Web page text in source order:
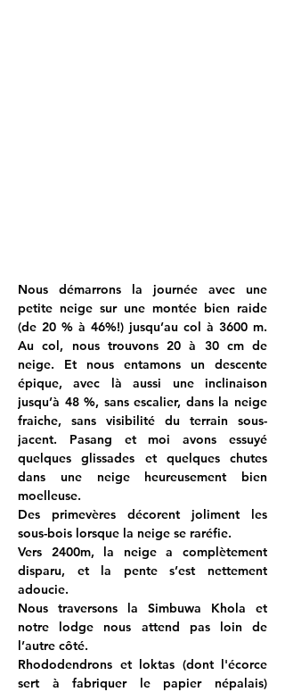
Nous démarrons la journée avec une
petite neige sur une montée bien raide
(de 20 % à 46%!) jusqu’au col à 3600 m.
Au col, nous trouvons 20 à 30 cm de
neige. Et nous entamons un descente
épique, avec là aussi une inclinaison
jusqu’à 48 %, sans escalier, dans la neige
fraiche, sans visibilité du terrain sous-
jacent. Pasang et moi avons essuyé
quelques glissades et quelques chutes
dans une neige heureusement bien
moelleuse.
Des primevères décorent joliment les
sous-bois lorsque la neige se raréfie.
Vers 2400m, la neige a complètement
disparu, et la pente s’est nettement
adoucie.
Nous traversons la Simbuwa Khola et
notre lodge nous attend pas loin de
l’autre côté.
Rhododendrons et loktas (dont l'écorce
sert à fabriquer le papier népalais)